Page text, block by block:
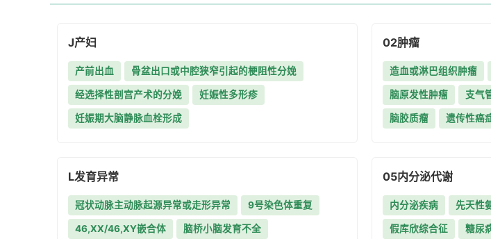
J产妇
产前出血 骨盆出口或中腔狭窄引起的梗阻性分娩
经选择性剖宫产术的分娩 妊娠性多形疹
妊娠期大脑静脉血栓形成
02肿瘤
造血或淋巴组织肿瘤
脑原发性肿瘤 支气
脑胶质瘤 遗传性癌
L发育异常
冠状动脉主动脉起源异常或走形异常 9号染色体重复
46,XX/46,XY嵌合体 脑桥小脑发育不全
05内分泌代谢
内分泌疾病 先天性
假库欣综合征 糖尿